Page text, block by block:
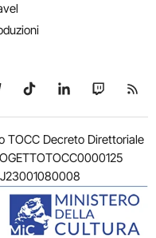
WhatsApp
su Telegram
Seguici su TikTok
Seguici su
Seguici
TOCC Decreto Direttoriale